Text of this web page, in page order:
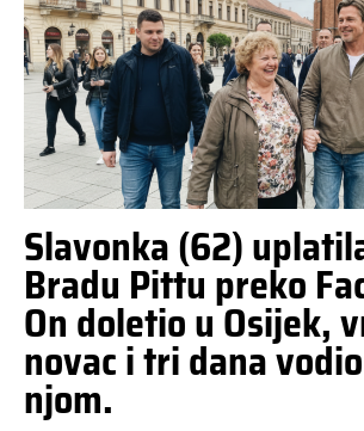
Slavonka (62)
Bradu Pittu preko
On doletio u Osijek,
novac i tri dana
njom.